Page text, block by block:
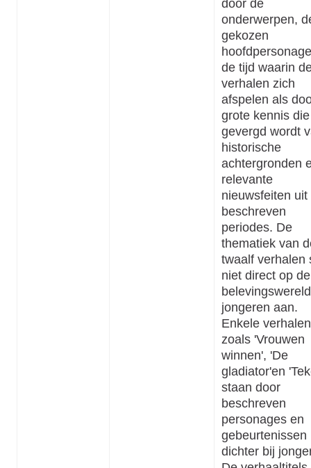
door de
onderwerpen,
gekozen
de tijd waarin
verhalen zich
afspelen als
grote kennis die
gevergd wordt
historische
achtergronden
relevante
nieuwsfeiten uit
beschreven
periodes. De
thematiek van
twaalf verhalen
niet direct op de
jongeren aan.
Enkele
zoals 'Vrouwen
winnen', 'De
gladiator'en
staan door
beschreven
personages en
gebeurtenissen
dichter bij